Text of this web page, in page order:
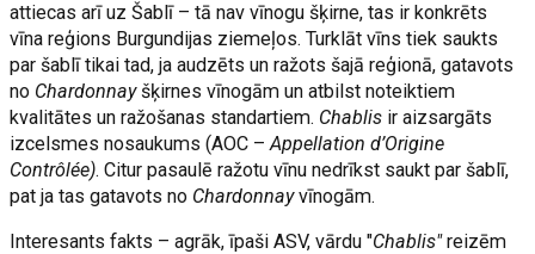
attiecas arī uz Šablī – tā nav vīnogu šķirne, tas ir konkrēts
vīna reģions Burgundijas ziemeļos. Turklāt vīns tiek saukts
par šablī tikai tad, ja audzēts un ražots šajā reģionā, gatavots
no Chardonnayšķirnes vīnogām un atbilst noteiktiem
kvalitātes un ražošanas standartiem. Chablis ir aizsargāts
izcelsmes nosaukums (AOC –Appellation d’Origine
Contrôlée). Citur pasaulē ražotu vīnu nedrīkst saukt par šablī,
pat ja tas gatavots no Chardonnayvīnogām.
Interesants fakts – agrāk, īpaši ASV, vārdu "Chablis"reizēm